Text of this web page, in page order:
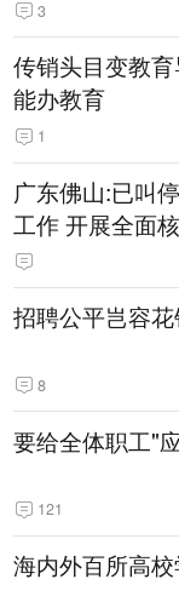
3
传销头目变教
能办教育
1
广东佛山:已叫
工作 开展全面
招聘公平岂容
8
要给全体职工"
121
海内外百所高